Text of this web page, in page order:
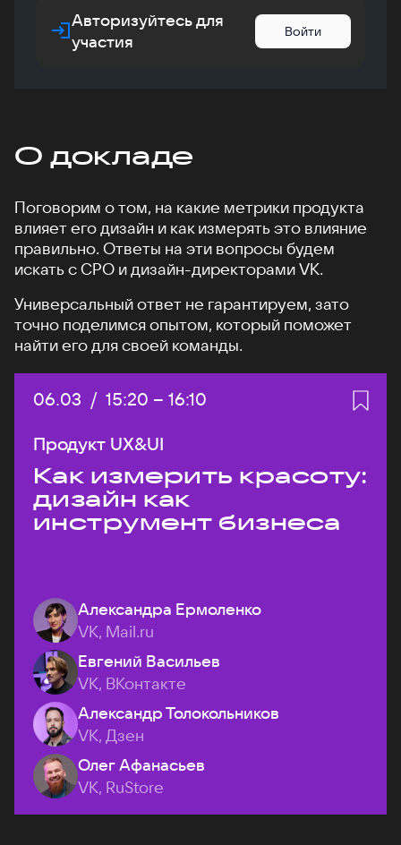
Авторизуйтесь для
участия
Войти
О докладе
Поговорим о том, на какие метрики продукта
влияет его дизайн и как измерять это влияние
правильно. Ответы на эти вопросы будем
искать с CPO и дизайн-директорами VK.
Универсальный ответ не гарантируем, зато
точно поделимся опытом, который поможет
найти его для своей команды.
Дата:
06.03 / Начало:
15:20 – Конец:
16:10
Продукт UX&UI
Как измерить красоту:
дизайн как
инструмент бизнеса
Александра Ермоленко
VK, Mail.ru
Евгений Васильев
VK, ВКонтакте
Александр Толокольников
VK, Дзен
Олег Афанасьев
VK, RuStore